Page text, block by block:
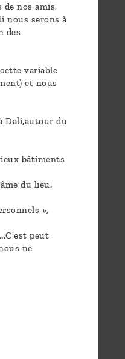
de nos amis,
nous serons à
des
variable
et nous
Dali,autour du
bâtiments
du lieu.
»,
peut
ne